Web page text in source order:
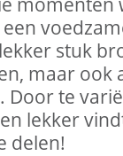
stuk
maar ook
Door te
lekker
delen!